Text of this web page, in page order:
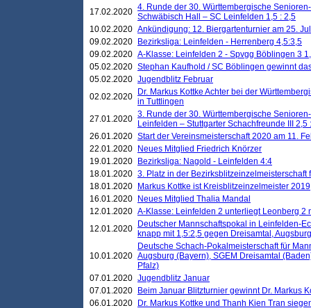
17.02.2020 4. Runde der 30. Württembergische
Schwäbisch Hall – SC Leinfelden 1,5 : 2,5
10.02.2020 Ankündigung: 12. Biergartenturnier am 25.
09.02.2020
Bezirksliga: Leinfelden - Herrenberg 4,5:3,5
09.02.2020 A-Klasse: Leinfelden 2 - Spvgg Böblingen 3
05.02.2020 Stephan Kaufhold / SC Böblingen gewinnt
05.02.2020 Jugendblitz Februar
02.02.2020
Dr. Markus Kottke Achter bei der
in Tuttlingen
27.01.2020 3. Runde der 30. Württembergische
Leinfelden – Stuttgarter Schachfreunde III 2,5
26.01.2020 Start der Vereinsmeisterschaft 2020 am 11.
22.01.2020
Neues Mitglied Friedrich Knörzer
19.01.2020
Bezirksliga: Nagold - Leinfelden 4:4
18.01.2020 3. Platz in der Bezirksblitzeinzelmeisterschaft
18.01.2020
Markus Kottke ist Kreisblitzeinzelmeister 2019
16.01.2020
Neues Mitglied Thalia Mandal
12.01.2020 A-Klasse: Leinfelden 2 unterliegt Leonberg 2
12.01.2020
Deutscher Mannschaftspokal in Leinfelden-
knapp mit 1,5:2,5 gegen Dreisamtal,
10.01.2020
Deutsche Schach-Pokalmeisterschaft für
Augsburg (Bayern), SGEM Dreisamtal
Pfalz)
07.01.2020 Jugendblitz Januar
07.01.2020
Beim Januar Blitzturnier gewinnt Dr. Markus
06.01.2020
Dr. Markus Kottke und Thanh Kien Tran